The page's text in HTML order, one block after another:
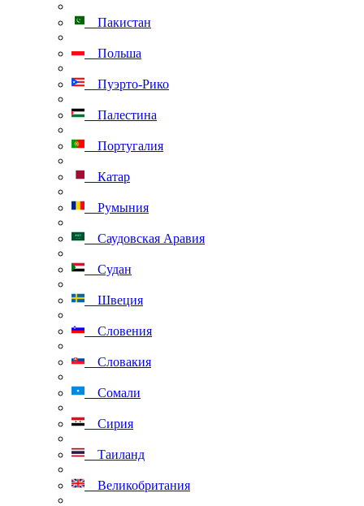
Пакистан
Польша
Пуэрто-Рико
Палестина
Португалия
Катар
Румыния
Саудовская Аравия
Судан
Швеция
Словения
Словакия
Сомали
Сирия
Таиланд
Великобритания